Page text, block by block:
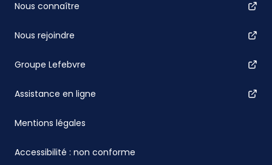
Nous connaître
Nous rejoindre
Groupe Lefebvre
Assistance en ligne
Mentions légales
Accessibilité : non conforme